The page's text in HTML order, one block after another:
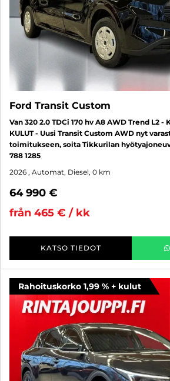
Ford Transit Custom
Van 320 2.0 TDCi 170 hv A8 AWD Trend L2 -
KULUT - Uusi Transit Custom AWD nyt
toimitukseen, soita Tikkurilan
788 1285
2026 , Automat, Diesel, 0 km
64 990 €
från 465 € / kk
KATSO TIEDOT
Rahoituskorko 1,99 % + kulut